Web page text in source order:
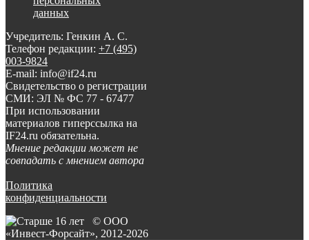
данных
Учредитель: Генкин А. С.
Телефон редакции: +7 (495)
003-9824
E-mail: info@if24.ru
Свидетельство о регистрации
СМИ: ЭЛ № ФС 77 - 67477
При использовании
материалов гиперссылка на
IF24.ru обязательна.
Мнение редакции может не
совпадать с мнением автора
Политика
конфиденциальности
© ООО
«Инвест-Форсайт», 2012-2026